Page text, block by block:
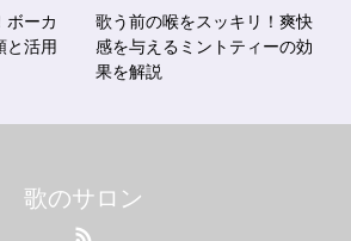
ボーカ
と活用
歌う前の喉をスッキリ！爽快
感を与えるミントティーの効
果を解説
歌のサロン